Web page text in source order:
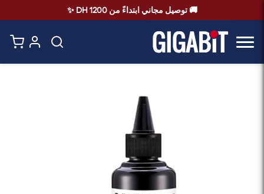
🚚 توصيل مجاني ابتداءً من 1200 DH ✨